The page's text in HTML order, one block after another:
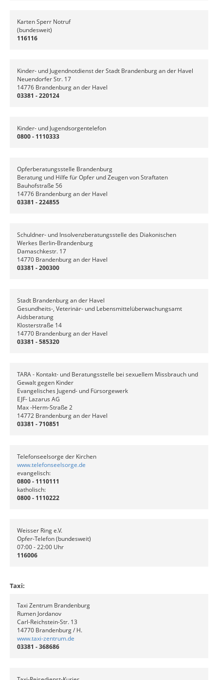
Karten Sperr Notruf
(bundesweit)
116116
Kinder- und Jugendnotdienst der Stadt Brandenburg an der Havel
Neuendorfer Str. 17
14776 Brandenburg an der Havel
03381 - 220124
Kinder- und Jugendsorgentelefon
0800 - 1110333
Opferberatungsstelle Brandenburg
Beratung und Hilfe für Opfer und Zeugen von Straftaten
Bauhofstraße 56
14776 Brandenburg an der Havel
03381 - 224855
Schuldner- und Insolvenzberatungsstelle des Diakonischen
Werkes Berlin-Brandenburg
Damaschkestr. 17
14770 Brandenburg an der Havel
03381 - 200300
Stadt Brandenburg an der Havel
Gesundheits-, Veterinär- und Lebensmittelüberwachungsamt
Aidsberatung
Klosterstraße 14
14770 Brandenburg an der Havel
03381 - 585320
TARA - Kontakt- und Beratungsstelle bei sexuellem Missbrauch und
Gewalt gegen Kinder
Evangelisches Jugend- und Fürsorgewerk
EJF- Lazarus AG
Max -Herm-Straße 2
14772 Brandenburg an der Havel
03381 - 710851
Telefonseelsorge der Kirchen
www.telefonseelsorge.de
evangelisch:
0800 - 1110111
katholisch:
0800 - 1110222
Weisser Ring e.V.
Opfer-Telefon (bundesweit)
07:00 - 22:00 Uhr
116006
Taxi:
Taxi Zentrum Brandenburg
Rumen Jordanov
Carl-Reichstein-Str. 13
14770 Brandenburg / H.
www.taxi-zentrum.de
03381 - 368686